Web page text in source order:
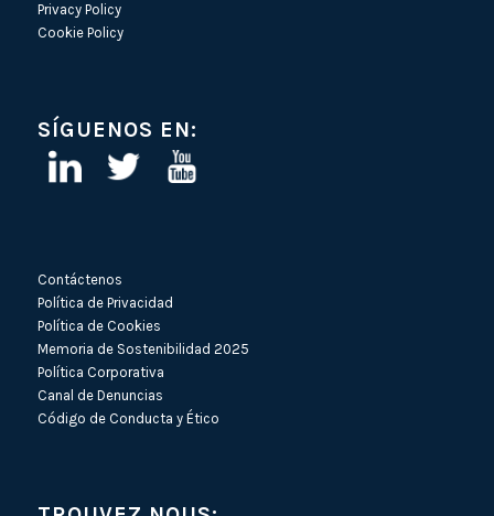
Privacy Policy
Cookie Policy
SÍGUENOS EN:
Contáctenos
Política de Privacidad
Política de Cookies
Memoria de Sostenibilidad 2025
Política Corporativa
Canal de Denuncias
Código de Conducta y Ético